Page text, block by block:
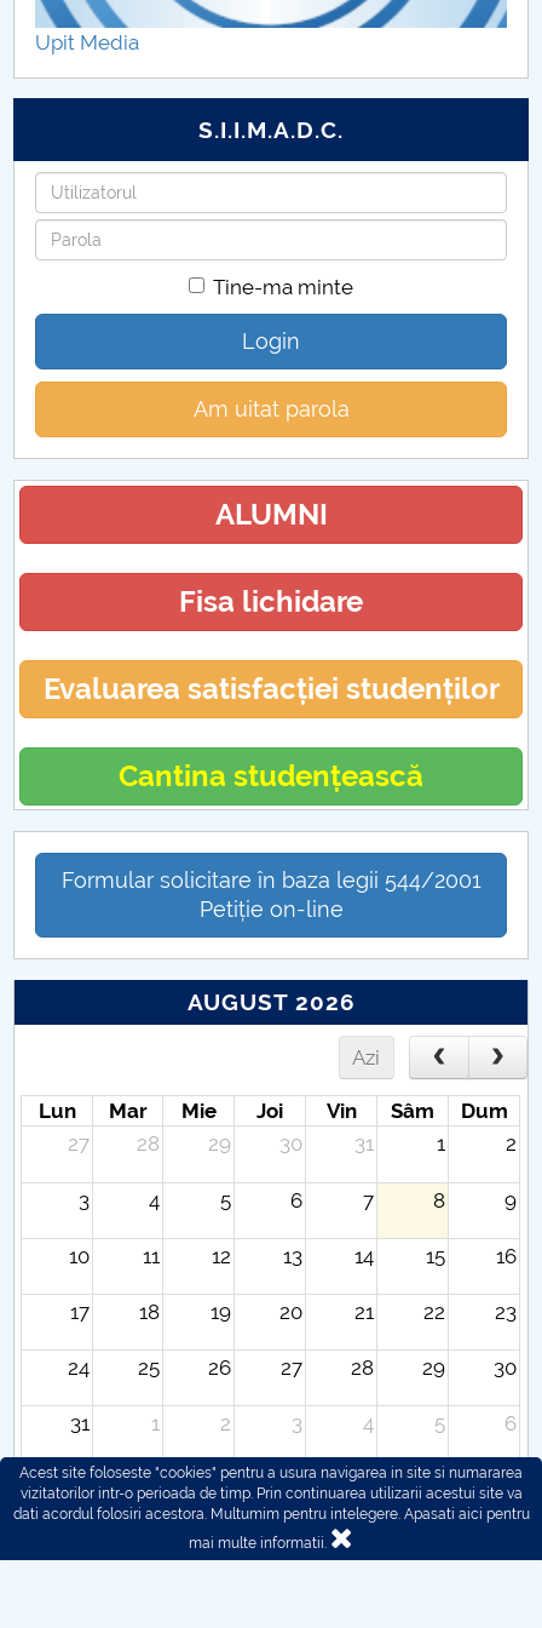
Upit Media
S.I.I.M.A.D.C.
Utilizatorul
Parola
Tine-ma minte
Login
Am uitat parola
ALUMNI
Fisa lichidare
Evaluarea satisfacției studenților
Cantina studențească
Formular solicitare în baza legii 544/2001
Petiție on-line
AUGUST 2026
Azi
Lun Mar Mie Joi Vin Sâm
Dum
27
28 29 30 31 1 2
3 4 5 6 7 8 9
10 11 12 13 14 15 16
17 18 19 20 21 22 23
24 25 26 27 28 29 30
31 1 2 3 4 5 6
Acest site foloseste "cookies" pentru a usura navigarea in site si numararea
vizitatorilor intr-o perioada de timp. Prin continuarea utilizarii acestui site va
dati acordul folosiri acestora. Multumim pentru intelegere. Apasati aici pentru
mai multe informatii.